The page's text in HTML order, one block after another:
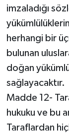
imzaladığı
herhangi bir
bulunan
doğan
sağlayacaktır.
Madde 12-
hukuku ve bu
Taraflardan